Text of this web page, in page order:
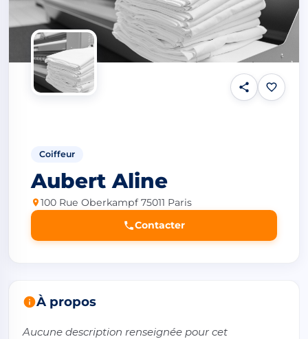
Coiffeur
Aubert Aline
100 Rue Oberkampf 75011 Paris
Contacter
À propos
Aucune description renseignée pour cet